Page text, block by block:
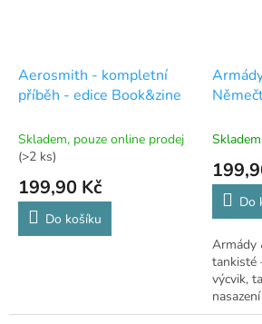
Aerosmith - kompletní
příběh - edice Book&zine
Skladem, pouze online prodej
(>2 ks)
199,90 Kč
Do košíku
Skladem
Do
Armády
tankisté
výcvik,